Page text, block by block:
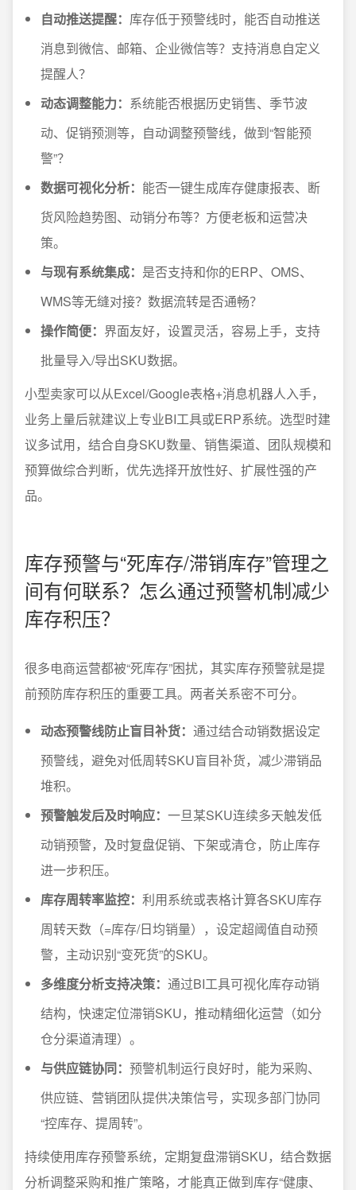
自动推送提醒： 库存低于预警线时，能否自动推送
消息到微信、邮箱、企业微信等？支持消息自定义
提醒人？
动态调整能力： 系统能否根据历史销售、季节波
动、促销预测等，自动调整预警线，做到“智能预
警”？
数据可视化分析： 能否一键生成库存健康报表、断
货风险趋势图、动销分布等？方便老板和运营决
策。
与现有系统集成： 是否支持和你的ERP、OMS、
WMS等无缝对接？数据流转是否通畅？
操作简便： 界面友好，设置灵活，容易上手，支持
批量导入/导出SKU数据。
小型卖家可以从Excel/Google表格+消息机器人入手，
业务上量后就建议上专业BI工具或ERP系统。选型时建
议多试用，结合自身SKU数量、销售渠道、团队规模和
预算做综合判断，优先选择开放性好、扩展性强的产
品。
库存预警与“死库存/滞销库存”管理之
间有何联系？怎么通过预警机制减少
库存积压？
很多电商运营都被“死库存”困扰，其实库存预警就是提
前预防库存积压的重要工具。两者关系密不可分。
动态预警线防止盲目补货： 通过结合动销数据设定
预警线，避免对低周转SKU盲目补货，减少滞销品
堆积。
预警触发后及时响应： 一旦某SKU连续多天触发低
动销预警，及时复盘促销、下架或清仓，防止库存
进一步积压。
库存周转率监控： 利用系统或表格计算各SKU库存
周转天数（=库存/日均销量），设定超阈值自动预
警，主动识别“变死货”的SKU。
多维度分析支持决策： 通过BI工具可视化库存动销
结构，快速定位滞销SKU，推动精细化运营（如分
仓分渠道清理）。
与供应链协同： 预警机制运行良好时，能为采购、
供应链、营销团队提供决策信号，实现多部门协同
“控库存、提周转”。
持续使用库存预警系统，定期复盘滞销SKU，结合数据
分析调整采购和推广策略，才能真正做到库存“健康、